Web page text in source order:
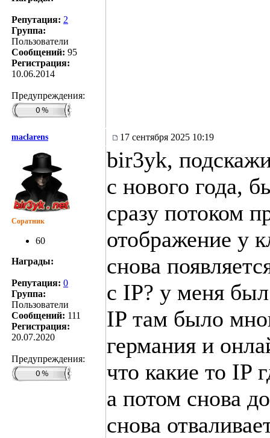
Репутация: 2
Группа:
Пользователи
Сообщений: 95
Регистрация:
10.06.2014
Предупреждения:
maclarens 17 сентября 2025 10:19
Соратник
60
Награды:
Репутация: 0
Группа:
Пользователи
Сообщений: 111
Регистрация:
20.07.2020
Предупреждения:
bir3yk,
с нового года,
сразу потоком
отображение у
снова
с IP? у меня
IP там было
германия и
что какие то IP
а потом снова
снова